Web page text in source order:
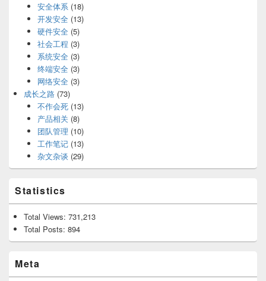
安全体系(18)
开发安全(13)
硬件安全(5)
社会工程 (3)
系统安全(3)
终端安全(3)
网络安全(3)
成长之路 (73)
不作会死(13)
产品相关 (8)
团队管理 (10)
工作笔记(13)
杂文杂谈 (29)
Statistics
Total Views: 731,213
Total Posts: 894
Meta